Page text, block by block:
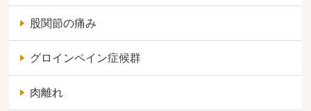
股関節の痛み
グロインペイン症候群
肉離れ